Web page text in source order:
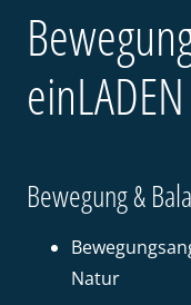
einLADEN
Bewegung &
Natur